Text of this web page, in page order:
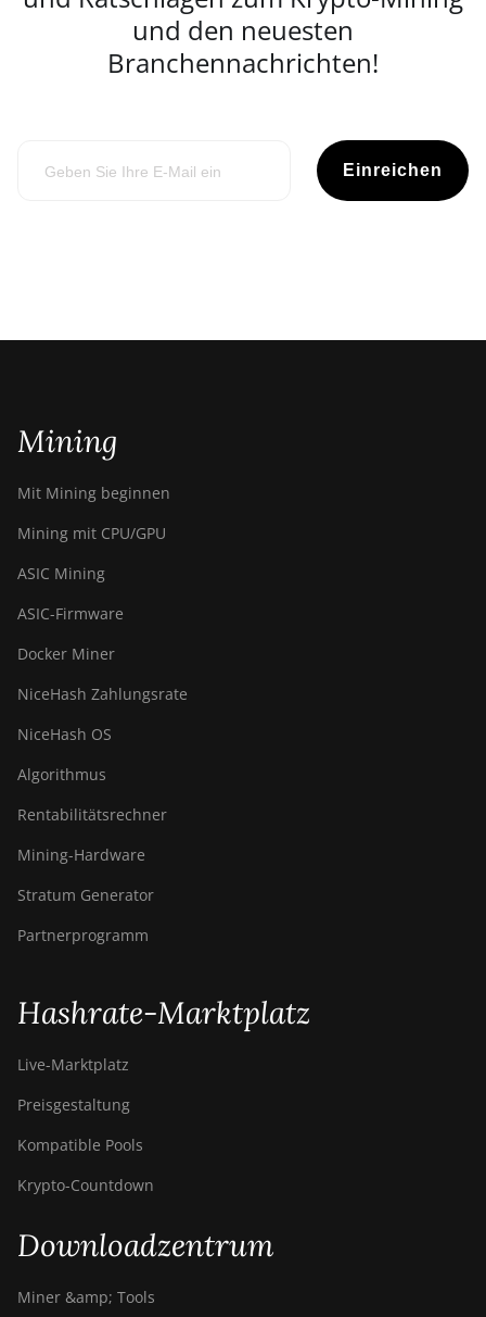
und den neuesten
Branchennachrichten!
Einreichen
Mining
Mit Mining beginnen
Mining mit CPU/GPU
ASIC Mining
ASIC-Firmware
Docker Miner
NiceHash Zahlungsrate
NiceHash OS
Algorithmus
Rentabilitätsrechner
Mining-Hardware
Stratum Generator
Partnerprogramm
Hashrate-Marktplatz
Live-Marktplatz
Preisgestaltung
Kompatible Pools
Krypto-Countdown
Downloadzentrum
Miner &amp; Tools